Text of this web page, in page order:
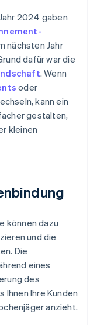
2024 gaben
nächsten Jahr
dafür war die
. Wenn
oder
kann ein
gestalten,
kleinen
können dazu
und die
Die
eines
des
Ihnen Ihre Kunden
anzieht.